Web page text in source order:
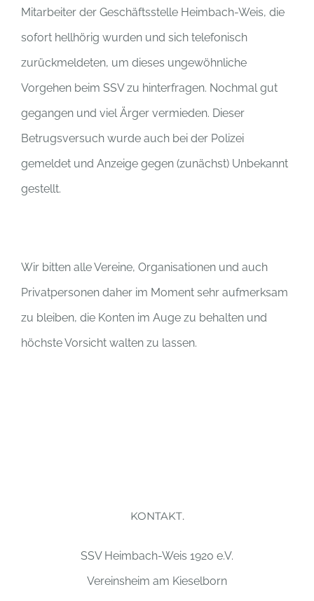
Mitarbeiter der Geschäftsstelle Heimbach-Weis, die
sofort hellhörig wurden und sich telefonisch
zurückmeldeten, um dieses ungewöhnliche
Vorgehen beim SSV zu hinterfragen. Nochmal gut
gegangen und viel Ärger vermieden. Dieser
Betrugsversuch wurde auch bei der Polizei
gemeldet und Anzeige gegen (zunächst) Unbekannt
gestellt.
Wir bitten alle Vereine, Organisationen und auch
Privatpersonen daher im Moment sehr aufmerksam
zu bleiben, die Konten im Auge zu behalten und
höchste Vorsicht walten zu lassen.
KONTAKT.
SSV Heimbach-Weis 1920 e.V.
Vereinsheim am Kieselborn